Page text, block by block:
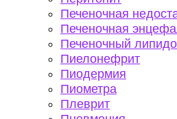
Печеночная
Печеночная
Печеночный
Пиелонефрит
Пиодермия
Пиометра
Плеврит